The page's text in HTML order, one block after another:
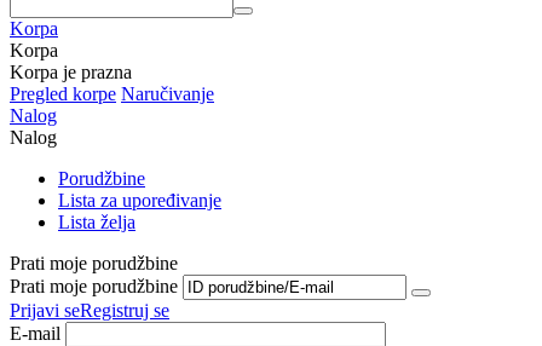
Korpa
Korpa
Korpa je prazna
Pregled korpe Naručivanje
Nalog
Nalog
Porudžbine
Lista za upoređivanje
Lista želja
Prati moje porudžbine
Prati moje porudžbine
Prijavi seRegistruj se
E-mail